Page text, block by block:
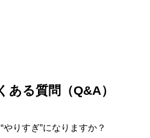
ある質問（Q&A）
りすぎ”になりますか？